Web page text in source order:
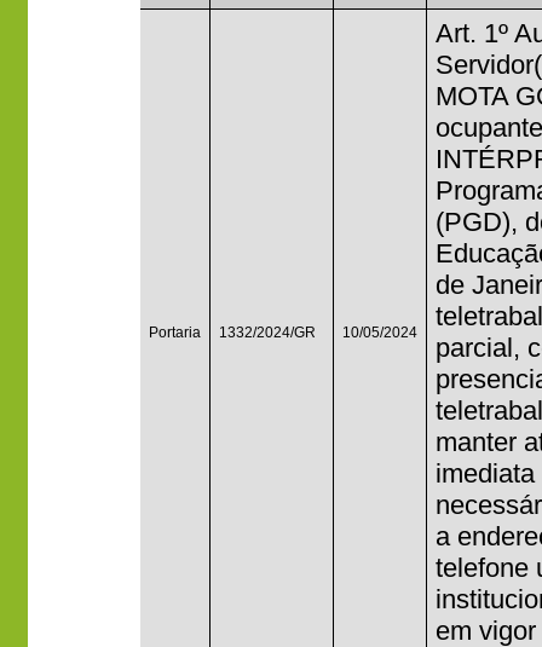
Portaria 1332/2024/GR 10/05/2024
Art. 1º
MOTA
(PGD),
de
parcial,
manter
a
telefone
em